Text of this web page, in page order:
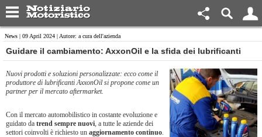
News | 09 April 2024 | Autore: a cura dell'azienda
​Guidare il cambiamento: AxxonOil e la sfida dei lubrificanti
Nuovi prodotti e soluzioni personalizzate: ecco come il
produttore di lubrificanti AxxonOil si propone come un
partner per il mercato aftermarket.
Con il mercato automobilistico in costante evoluzione e
guidato da trend sempre nuovi, a tutte le aziende dei
settori coinvolti è richiesto un aggiornamento continuo.